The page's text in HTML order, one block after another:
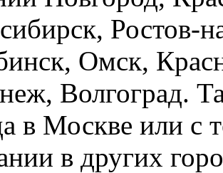
Ростов-
Омск,
Волгоград.
в Москве или с
в других